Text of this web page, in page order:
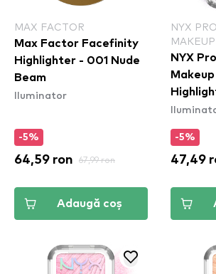
MAX FACTOR
Max Factor Facefinity
Highlighter - 001 Nude
Beam
Iluminator
-5%
64,59 ron 67,99 ron
Adaugă coș
NYX
MAKEUP
NYX
Butta
-5%
47,49